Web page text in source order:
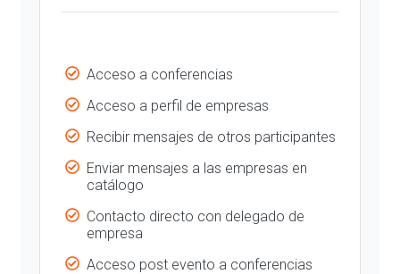
Acceso a conferencias
Acceso a perfil de empresas
Recibir mensajes de otros participantes
Enviar mensajes a las empresas en
catálogo
Contacto directo con delegado de
empresa
Acceso post evento a conferencias